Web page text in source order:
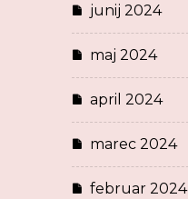
junij 2024
maj 2024
april 2024
marec 2024
februar 2024